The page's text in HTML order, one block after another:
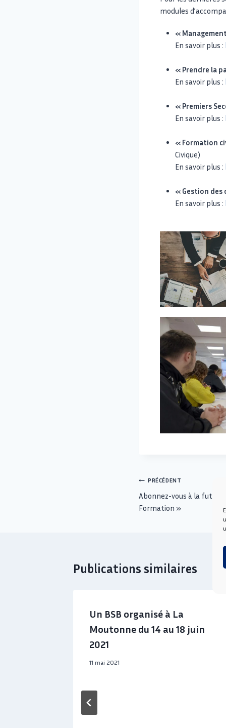
modules
«
En savoir plus :
« Prendre la
En savoir plus :
« Premiers
En savoir plus :
« Formation
Civique)
En savoir plus :
« Gestion des
En savoir plus :
PRÉCÉDENT
Abonnez-vous à la future
Formation »
Publications similaires
Un BSB organisé à La
Moutonne du 14 au 18 juin
2021
11 mai 2021